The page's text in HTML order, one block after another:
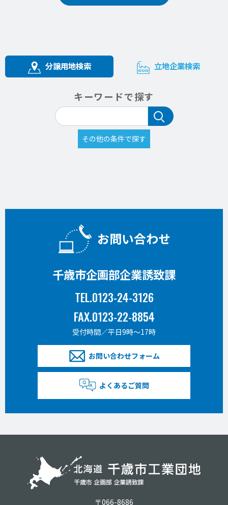
分譲用地検索 立地企業検索
キーワードで探す
お問い合わせ
千歳市企画部企業誘致課
TEL.0123-24-3126
FAX.0123-22-8854
受付時間／平日9時〜17時
お問い合わせフォーム
よくあるご質問
〒066-8686